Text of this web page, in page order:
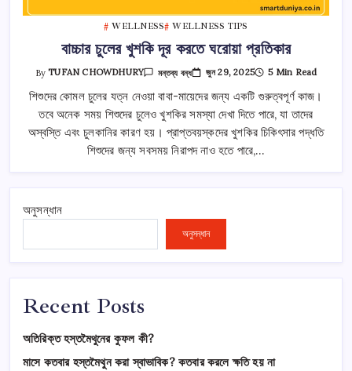
WELLNESS WELLNESS TIPS
বাচ্চার চুলের খুশকি দূর করতে ঘরোয়া প্রতিকার
ByTUFAN CHOWDHURY
বাচ্চার
চুলের
খুশকি
দূর
করতে
ঘরোয়া
প্রতিকার
মন্তব্য বন্ধ জুন 29, 2025 5 Min Read
শিশুদের কোমল চুলের যত্ন নেওয়া বাবা-মায়েদের জন্য একটি গুরুত্বপূর্ণ কাজ।
তবে অনেক সময় শিশুদের চুলেও খুশকির সমস্যা দেখা দিতে পারে, যা তাদের
অস্বস্তি এবং চুলকানির কারণ হয়। প্রাপ্তবয়স্কদের খুশকির চিকিৎসার পদ্ধতি
শিশুদের জন্য সবসময় নিরাপদ নাও হতে পারে,…
অনুসন্ধান
অনুসন্ধান
Recent Posts
অতিরিক্ত হস্তমৈথুনের কুফল কী?
মাসে কতবার হস্তমৈথুন করা স্বাভাবিক? কতবার করলে ক্ষতি হয় না